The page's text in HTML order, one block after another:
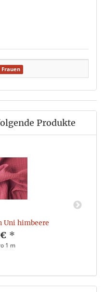
Frauen
Produkte
Uni himbeere
*
1 m